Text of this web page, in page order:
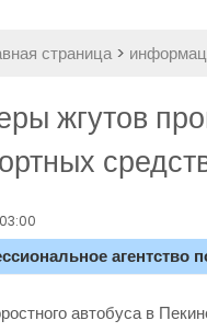
страница>
жгутов
агентство
автобуса в